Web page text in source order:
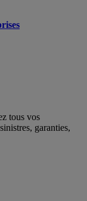
tous vos
garanties,